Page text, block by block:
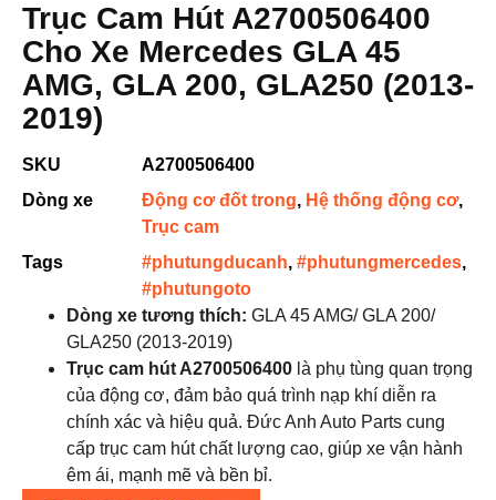
Trục Cam Hút A2700506400
Cho Xe Mercedes GLA 45
AMG, GLA 200, GLA250 (2013-
2019)
SKU
A2700506400
Dòng xe
Động cơ đốt trong, Hệ thống động cơ,
Trục cam
Tags
#phutungducanh, #phutungmercedes,
#phutungoto
Dòng xe tương thích: GLA 45 AMG/ GLA 200/
GLA250 (2013-2019)
Trục cam hút A2700506400 là phụ tùng quan trọng
của động cơ, đảm bảo quá trình nạp khí diễn ra
chính xác và hiệu quả. Đức Anh Auto Parts cung
cấp trục cam hút chất lượng cao, giúp xe vận hành
êm ái, mạnh mẽ và bền bỉ.